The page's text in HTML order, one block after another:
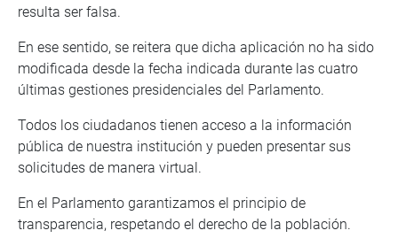
resulta ser falsa.
En ese sentido, se reitera que dicha aplicación no ha sido
modificada desde la fecha indicada durante las cuatro
últimas gestiones presidenciales del Parlamento.
Todos los ciudadanos tienen acceso a la información
pública de nuestra institución y pueden presentar sus
solicitudes de manera virtual.
En el Parlamento garantizamos el principio de
transparencia, respetando el derecho de la población.